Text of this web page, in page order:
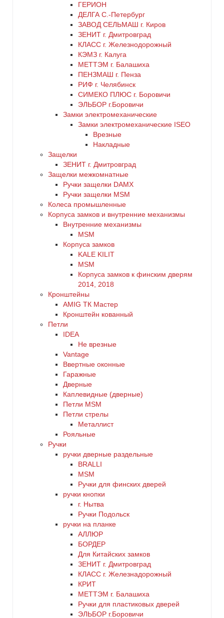
ГЕРИОН
ДЕЛГА С.-Петербург
ЗАВОД СЕЛЬМАШ г. Киров
ЗЕНИТ г. Дмитровград
КЛАСС г. Железнодорожный
КЭМЗ г. Калуга
МЕТТЭМ г. Балашиха
ПЕНЗМАШ г. Пенза
РИФ г. Челябинск
СИМЕКО ПЛЮС г. Боровичи
ЭЛЬБОР г.Боровичи
Замки электромеханические
Замки электромеханические ISEO
Врезные
Накладные
Защелки
ЗЕНИТ г. Дмитровград
Защелки межкомнатные
Ручки защелки DAMX
Ручки защелки MSM
Колеса промышленные
Корпуса замков и внутренние механизмы
Внутренние механизмы
MSM
Корпуса замков
KALE KILIT
MSM
Корпуса замков к финским дверям
2014, 2018
Кронштейны
AMIG ТК Мастер
Кронштейн кованный
Петли
IDEA
Не врезные
Vantage
Ввертные оконные
Гаражные
Дверные
Каплевидные (дверные)
Петли MSM
Петли стрелы
Металлист
Рояльные
Ручки
ручки дверные раздельные
BRALLI
MSM
Ручки для финских дверей
ручки кнопки
г. Нытва
Ручки Подольск
ручки на планке
АЛЛЮР
БОРДЕР
Для Китайских замков
ЗЕНИТ г. Дмитровград
КЛАСС г. Железнадорожный
КРИТ
МЕТТЭМ г. Балашиха
Ручки для пластиковых дверей
ЭЛЬБОР г.Боровичи